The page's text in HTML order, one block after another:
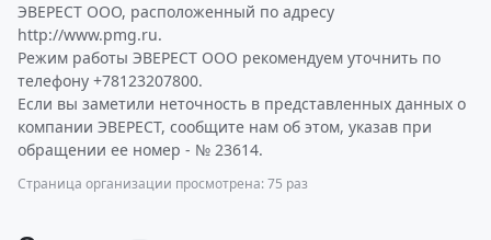
ЭВЕРЕСТ ООО, расположенный по адресу
http://www.pmg.ru.
Режим работы ЭВЕРЕСТ ООО рекомендуем уточнить по
телефону +78123207800.
Если вы заметили неточность в представленных данных о
компании ЭВЕРЕСТ, сообщите нам об этом, указав при
обращении ее номер - № 23614.
Страница организации просмотрена: 75 раз